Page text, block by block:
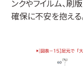
ンクやフイルム、刷
確保に不安を抱える